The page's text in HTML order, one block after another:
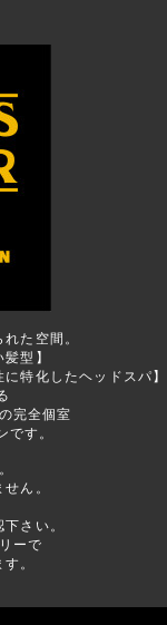
た空間。
型】
特化したヘッドスパ】
完全個室
です。
ん。
さい。
ーで
。